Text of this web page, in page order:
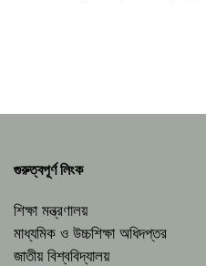
গুরুত্বপূর্ণ লিংক
শিক্ষা মন্ত্রণালয়
মাধ্যমিক ও উচ্চশিক্ষা অধিদপ্তর
জাতীয় বিশ্ববিদ্যালয়